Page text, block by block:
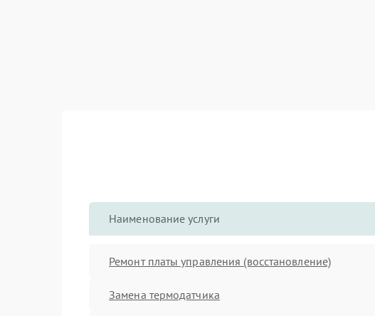
Наименование услуги
Ремонт платы управления (восстановление)
Замена термодатчика